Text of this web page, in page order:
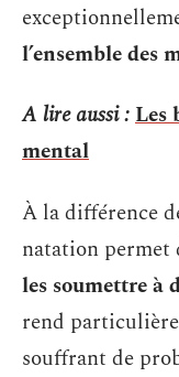
l’ensemble des
A lire aussi :Les
mental
À la différence
natation permet
les soumettre à
rend
souffrant de